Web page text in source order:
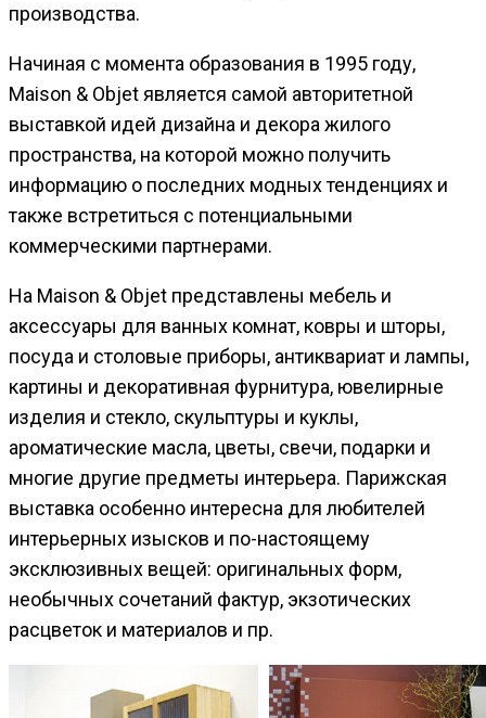
производства.
Начиная с момента образования в 1995 году,
Maison & Objet является самой авторитетной
выставкой идей дизайна и декора жилого
пространства, на которой можно получить
информацию о последних модных тенденциях и
также встретиться с потенциальными
коммерческими партнерами.
На Maison & Objet представлены мебель и
аксессуары для ванных комнат, ковры и шторы,
посуда и столовые приборы, антиквариат и лампы,
картины и декоративная фурнитура, ювелирные
изделия и стекло, скульптуры и куклы,
ароматические масла, цветы, свечи, подарки и
многие другие предметы интерьера. Парижская
выставка особенно интересна для любителей
интерьерных изысков и по-настоящему
эксклюзивных вещей: оригинальных форм,
необычных сочетаний фактур, экзотических
расцветок и материалов и пр.